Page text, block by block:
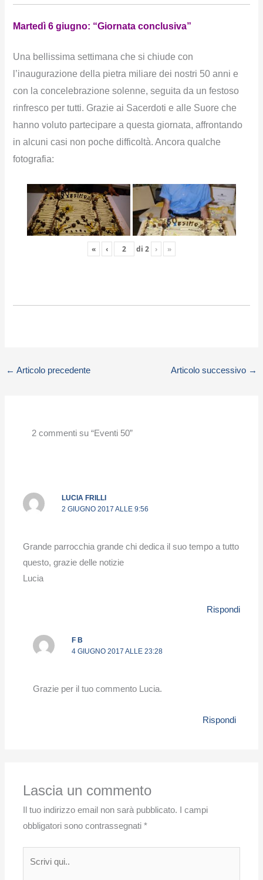
Martedì 6 giugno: “Giornata conclusiva”
Una bellissima settimana che si chiude con
l’inaugurazione della pietra miliare dei nostri 50 anni e
con la concelebrazione solenne, seguita da un festoso
rinfresco per tutti. Grazie ai Sacerdoti e alle Suore che
hanno voluto partecipare a questa giornata, affrontando
in alcuni casi non poche difficoltà. Ancora qualche
fotografia:
« ‹ di 2 › »
← Articolo precedente Articolo successivo →
2 commenti su “Eventi 50”
LUCIA FRILLI
2 GIUGNO 2017 ALLE 9:56
Grande parrocchia grande chi dedica il suo tempo a tutto
questo, grazie delle notizie
Lucia
Rispondi
F B
4 GIUGNO 2017 ALLE 23:28
Grazie per il tuo commento Lucia.
Rispondi
Lascia un commento
Il tuo indirizzo email non sarà pubblicato.
I campi
obbligatori sono contrassegnati*